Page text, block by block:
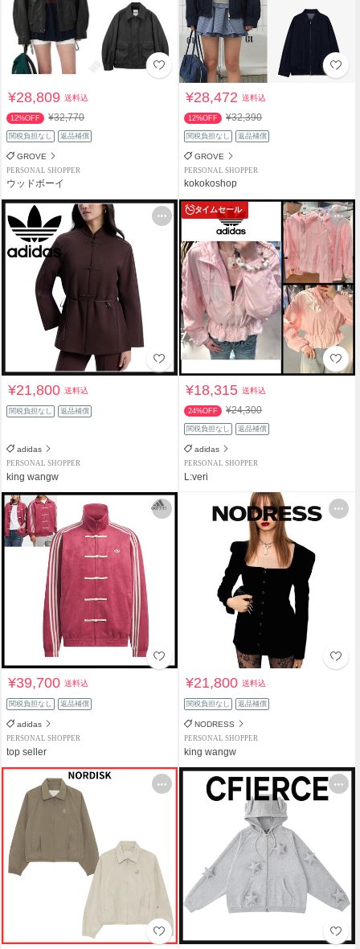
¥28,809送料込
12%OFF ¥32,770
関税負担なし 返品補償
GROVE
PERSONAL SHOPPER
ウッドボーイ
¥28,472送料込
12%OFF ¥32,390
関税負担なし 返品補償
GROVE
PERSONAL SHOPPER
kokokoshop
¥21,800送料込
関税負担なし 返品補償
adidas
PERSONAL SHOPPER
king wangw
タイムセール
¥18,315送料込
24%OFF ¥24,300
関税負担なし 返品補償
adidas
PERSONAL SHOPPER
L:veri
¥39,700送料込
関税負担なし 返品補償
adidas
PERSONAL SHOPPER
top seller
¥21,800送料込
関税負担なし 返品補償
NODRESS
PERSONAL SHOPPER
king wangw